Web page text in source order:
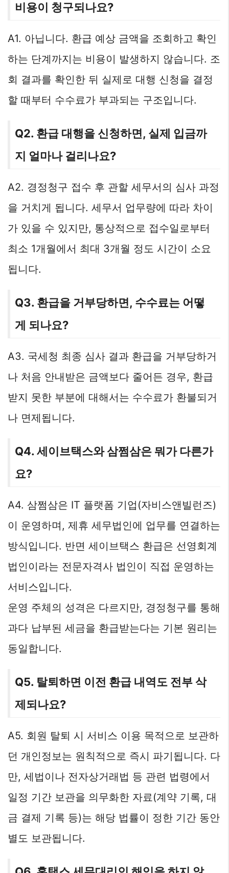
비용이 청구되나요?
A1. 아닙니다. 환급 예상 금액을 조회하고 확인
하는 단계까지는 비용이 발생하지 않습니다. 조
회 결과를 확인한 뒤 실제로 대행 신청을 결정
할 때부터 수수료가 부과되는 구조입니다.
Q2. 환급 대행을 신청하면, 실제 입금까
지 얼마나 걸리나요?
A2. 경정청구 접수 후 관할 세무서의 심사 과정
을 거치게 됩니다. 세무서 업무량에 따라 차이
가 있을 수 있지만, 통상적으로 접수일로부터
최소 1개월에서 최대 3개월 정도 시간이 소요
됩니다.
Q3. 환급을 거부당하면, 수수료는 어떻
게 되나요?
A3. 국세청 최종 심사 결과 환급을 거부당하거
나 처음 안내받은 금액보다 줄어든 경우, 환급
받지 못한 부분에 대해서는 수수료가 환불되거
나 면제됩니다.
Q4. 세이브택스와 삼쩜삼은 뭐가 다른가
요?
A4. 삼쩜삼은 IT 플랫폼 기업(자비스앤빌런즈)
이 운영하며, 제휴 세무법인에 업무를 연결하는
방식입니다. 반면 세이브택스 환급은 선영회계
법인이라는 전문자격사 법인이 직접 운영하는
서비스입니다.
운영 주체의 성격은 다르지만, 경정청구를 통해
과다 납부된 세금을 환급받는다는 기본 원리는
동일합니다.
Q5. 탈퇴하면 이전 환급 내역도 전부 삭
제되나요?
A5. 회원 탈퇴 시 서비스 이용 목적으로 보관하
던 개인정보는 원칙적으로 즉시 파기됩니다. 다
만, 세법이나 전자상거래법 등 관련 법령에서
일정 기간 보관을 의무화한 자료(계약 기록, 대
금 결제 기록 등)는 해당 법률이 정한 기간 동안
별도 보관됩니다.